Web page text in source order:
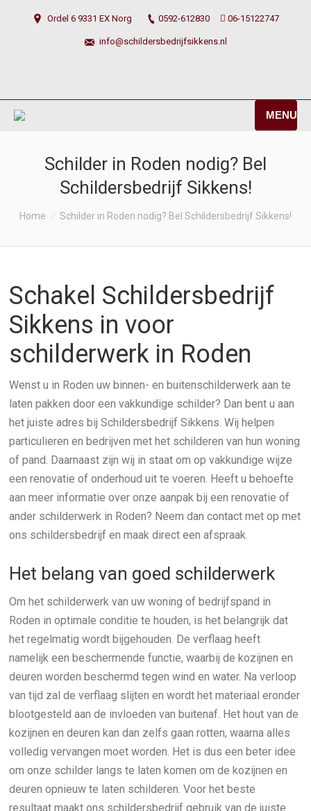
Ordel 6 9331 EX Norg 0592-612830 06-15122747
info@schildersbedrijfsikkens.nl
MENU
Schilder in Roden nodig? Bel
Schildersbedrijf Sikkens!
You are here:
Home Schilder in Roden nodig? Bel Schildersbedrijf Sikkens!
Schakel Schildersbedrijf
Sikkens in voor
schilderwerk in Roden
Wenst u in Roden uw binnen- en buitenschilderwerk aan te
laten pakken door een vakkundige schilder? Dan bent u aan
het juiste adres bij Schildersbedrijf Sikkens. Wij helpen
particulieren en bedrijven met het schilderen van hun woning
of pand. Daarnaast zijn wij in staat om op vakkundige wijze
een renovatie of onderhoud uit te voeren. Heeft u behoefte
aan meer informatie over onze aanpak bij een renovatie of
ander schilderwerk in Roden? Neem dan contact met op met
ons schildersbedrijf en maak direct een afspraak.
Het belang van goed schilderwerk
Om het schilderwerk van uw woning of bedrijfspand in
Roden in optimale conditie te houden, is het belangrijk dat
het regelmatig wordt bijgehouden. De verflaag heeft
namelijk een beschermende functie, waarbij de kozijnen en
deuren worden beschermd tegen wind en water. Na verloop
van tijd zal de verflaag slijten en wordt het materiaal eronder
blootgesteld aan de invloeden van buitenaf. Het hout van de
kozijnen en deuren kan dan zelfs gaan rotten, waarna alles
volledig vervangen moet worden. Het is dus een beter idee
om onze schilder langs te laten komen om de kozijnen en
deuren opnieuw te laten schilderen. Voor het beste
resultaat maakt ons schildersbedrijf gebruik van de juiste